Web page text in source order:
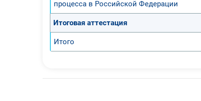
творческие
процесса в Российской Федерации
Итоговая аттестация
Итого